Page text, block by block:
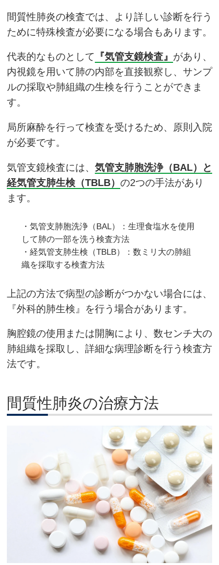
間質性肺炎の検査では、より詳しい診断を行う
ために特殊検査が必要になる場合もあります。
代表的なものとして 『気管支鏡検査』 があり、
内視鏡を用いて肺の内部を直接観察し、サンプ
ルの採取や肺組織の生検を行うことができま
す。
局所麻酔を行って検査を受けるため、原則入院
が必要です。
気管支鏡検査には、 気管支肺胞洗浄（BAL）と
経気管支肺生検（TBLB） の2つの手法があり
ます。
・気管支肺胞洗浄（BAL）：生理食塩水を使用
して肺の一部を洗う検査方法
・経気管支肺生検（TBLB）：数ミリ大の肺組
織を採取する検査方法
上記の方法で病型の診断がつかない場合には、
『外科的肺生検』を行う場合があります。
胸腔鏡の使用または開胸により、数センチ大の
肺組織を採取し、詳細な病理診断を行う検査方
法です。
間質性肺炎の治療方法